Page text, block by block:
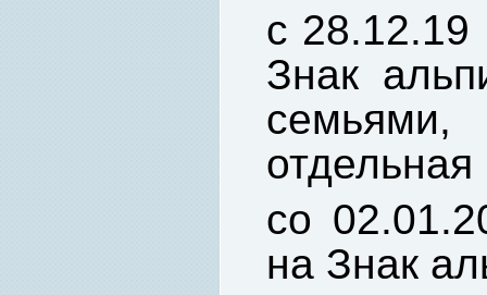
с 28.12.19
Знак
со
на Знак